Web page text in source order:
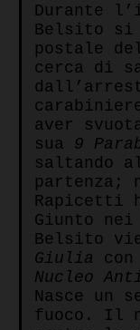
Durante
Belsito
postale
cerca di
aver
sua 9
saltando
partenza;
Rapicetti
Giunto
Belsito
Giulia
Nucleo
Nasce un
fuoco. Il